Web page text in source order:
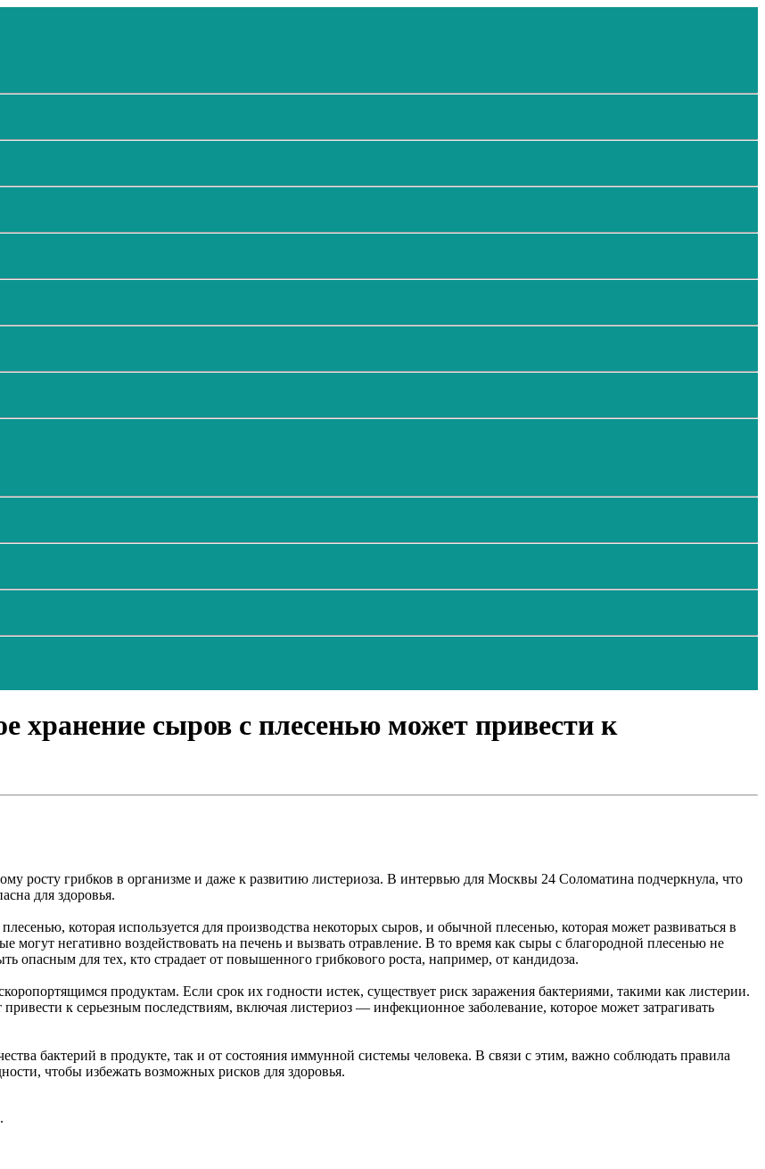
хранение сыров с плесенью может привести к
росту грибков в организме и даже к развитию листериоза. В интервью для Москвы 24 Соломатина подчеркнула, что
для здоровья.
которая используется для производства некоторых сыров, и обычной плесенью, которая может развиваться в
негативно воздействовать на печень и вызвать отравление. В то время как сыры с благородной плесенью не
опасным для тех, кто страдает от повышенного грибкового роста, например, от кандидоза.
продуктам. Если срок их годности истек, существует риск заражения бактериями, такими как листерии.
к серьезным последствиям, включая листериоз — инфекционное заболевание, которое может затрагивать
бактерий в продукте, так и от состояния иммунной системы человека. В связи с этим, важно соблюдать правила
чтобы избежать возможных рисков для здоровья.